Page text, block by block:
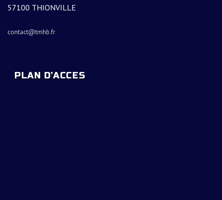
57100 THIONVILLE
contact@tmhb.fr
PLAN D’ACCES